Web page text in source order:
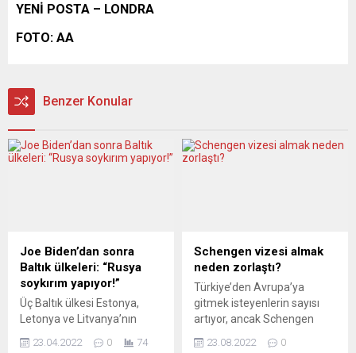
YENİ POSTA – LONDRA
FOTO: AA
Benzer Konular
Joe Biden’dan sonra
Baltık ülkeleri: “Rusya
soykırım yapıyor!”
Üç Baltık ülkesi Estonya,
Letonya ve Litvanya’nın
23.04.2022 0 74
Schengen vizesi almak
neden zorlaştı?
Türkiye’den Avrupa’ya
gitmek isteyenlerin sayısı
artıyor, ancak Schengen
23.08.2022
0